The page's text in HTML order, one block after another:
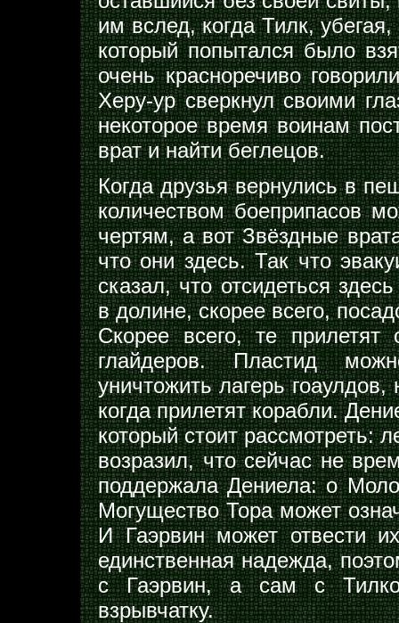
им вслед, когда Тилк,
который попытался было
очень красноречиво
Херу-ур сверкнул своими
некоторое время воинам
врат и найти беглецов.
Когда друзья вернулись в
количеством боеприпасов
чертям, а вот Звёздные
что они здесь. Так что
сказал, что отсидеться
в долине, скорее всего,
Скорее всего, те
глайдеров. Пластид
уничтожить лагерь
когда прилетят корабли.
который стоит рассмотреть:
возразил, что сейчас не
поддержала Дениела: о
Могущество Тора может
И Гаэрвин может отвести
единственная надежда,
с Гаэрвин, а сам с
взрывчатку.